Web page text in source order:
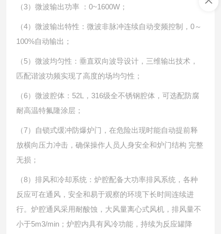
（3）微波输出功率 ：0~1600W；
（4）微波输出特性：微波非脉冲连续自动变频控制，0～
100%自动输出；
（5）微波均匀性：垂直双向波导设计，三维输出技术，
匹配谐波功频实现了高度的场均匀性；
（6）微波腔体：52L，316级全不锈钢腔体，可选配防腐
耐高温特氟隆涂层；
（7）自锁式缓冲防爆炉门，在危险出现时能自动提前释
放横向压力冲击，确保操作人员人身安全和炉门结构 完整
无损；
（8）排风和冷却系统：炉腔配备大功率排风系统，各种
反应可在通风，安全和易于观察的环境下长时间连续进
行。炉腔通风采用耐酸蚀，大风量离心式风机，排风量不
小于5m3/min；炉腔内具有风冷功能，持续为反应罐降